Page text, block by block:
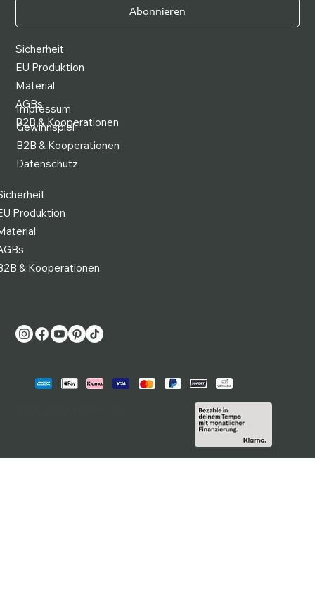
Sicherheit
EU Produktion
Material
AGBs
B2B & Kooperationen
Impressum
Gewinnspiel
B2B & Kooperationen
Datenschutz
Produktion
& Kooperationen
Abonnieren